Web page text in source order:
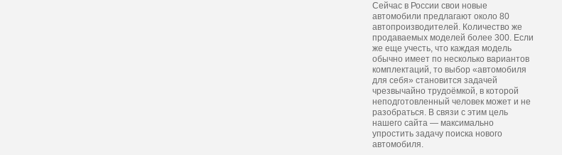
Сейчас в России свои новые
автомобили предлагают около 80
автопроизводителей. Количество же
продаваемых моделей более 300. Если
же еще учесть, что каждая модель
обычно имеет по несколько вариантов
комплектаций, то выбор «автомобиля
для себя» становится задачей
чрезвычайно трудоёмкой, в которой
неподготовленный человек может и не
разобраться. В связи с этим цель
нашего сайта — максимально
упростить задачу поиска нового
автомобиля.